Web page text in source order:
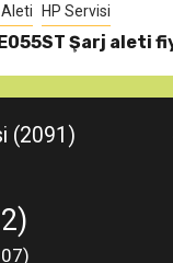
Aleti
HP Servisi
Şarj aleti
(2091)